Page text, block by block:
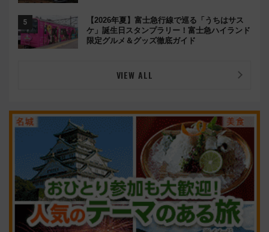
【2026年夏】富士急行線で巡る「うちはサス
ケ」誕生日スタンプラリー！富士急ハイランド
限定グルメ＆グッズ徹底ガイド
VIEW ALL